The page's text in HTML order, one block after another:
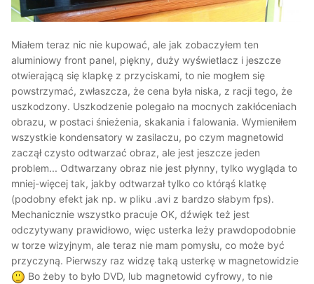
Miałem teraz nic nie kupować, ale jak zobaczyłem ten
aluminiowy front panel, piękny, duży wyświetlacz i jeszcze
otwierającą się klapkę z przyciskami, to nie mogłem się
powstrzymać, zwłaszcza, że cena była niska, z racji tego, że
uszkodzony. Uszkodzenie polegało na mocnych zakłóceniach
obrazu, w postaci śnieżenia, skakania i falowania. Wymieniłem
wszystkie kondensatory w zasilaczu, po czym magnetowid
zaczął czysto odtwarzać obraz, ale jest jeszcze jeden
problem... Odtwarzany obraz nie jest płynny, tylko wygląda to
mniej-więcej tak, jakby odtwarzał tylko co którąś klatkę
(podobny efekt jak np. w pliku .avi z bardzo słabym fps).
Mechanicznie wszystko pracuje OK, dźwięk też jest
odczytywany prawidłowo, więc usterka leży prawdopodobnie
w torze wizyjnym, ale teraz nie mam pomysłu, co może być
przyczyną. Pierwszy raz widzę taką usterkę w magnetowidzie
Bo żeby to było DVD, lub magnetowid cyfrowy, to nie